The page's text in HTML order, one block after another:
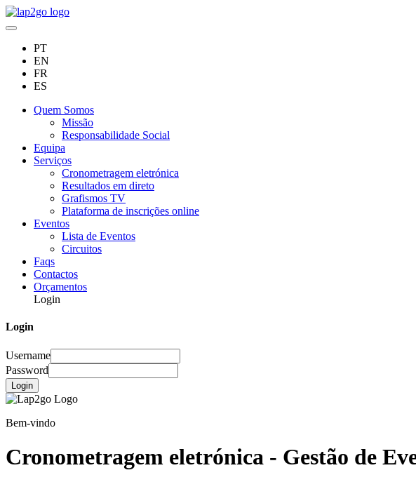
PT
EN
FR
ES
Quem Somos
Missão
Responsabilidade Social
Equipa
Serviços
Cronometragem eletrónica
Resultados em direto
Grafismos TV
Plataforma de inscrições online
Eventos
Lista de Eventos
Circuitos
Faqs
Contactos
Orçamentos
Login
Login
Username
Password
Login
Bem-vindo
Cronometragem eletrónica - Gestão de